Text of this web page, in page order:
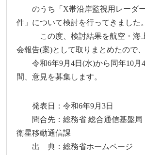
のうち「X帯沿岸監視用レーダ
件」について検討を行ってきました。
この度、検討結果を航空・海上
会報告(案)として取りまとめたので、
令和6年9月4日(水)から同年10月
間、意見を募集します。
発表日：令和6年9月3日
問合先：総務省 総合通信基盤局
衛星移動通信課
出 典：総務省ホームページ